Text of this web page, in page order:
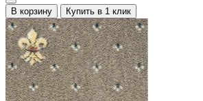
В корзину Купить в 1 клик